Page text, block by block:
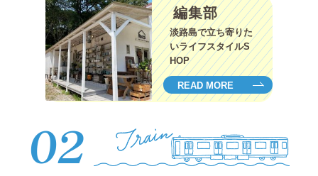
編集部
淡路島で立ち寄りた
いライフスタイルS
HOP
READ MORE
02